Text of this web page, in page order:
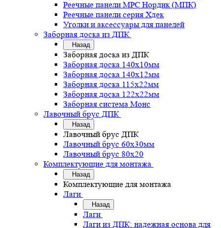
Реечные панели MPC Нордик (МПК)
Реечные панели серия Хдек
Уголки и аксессуары для панелей
Заборная доска из ДПК
Назад
Заборная доска из ДПК
Заборная доска 140х10мм
Заборная доска 140х12мм
Заборная доска 115х22мм
Заборная доска 122х22мм
Заборная система Монс
Лавочный брус ДПК
Назад
Лавочный брус ДПК
Лавочный брус 60х30мм
Лавочный брус 80х20
Комплектующие для монтажа
Назад
Комплектующие для монтажа
Лаги
Назад
Лаги
Лаги из ДПК: надежная основа для